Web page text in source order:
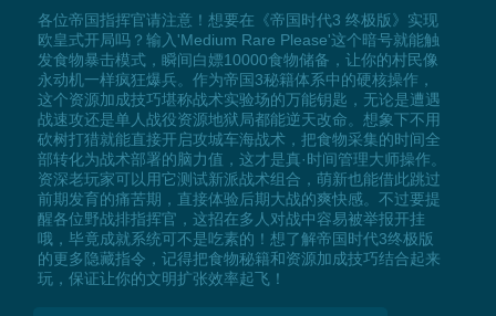
各位帝国指挥官请注意！想要在《帝国时代3 终极版》实现
欧皇式开局吗？输入'Medium Rare Please'这个暗号就能触
发食物暴击模式，瞬间白嫖10000食物储备，让你的村民像
永动机一样疯狂爆兵。作为帝国3秘籍体系中的硬核操作，
这个资源加成技巧堪称战术实验场的万能钥匙，无论是遭遇
战速攻还是单人战役资源地狱局都能逆天改命。想象下不用
砍树打猎就能直接开启攻城车海战术，把食物采集的时间全
部转化为战术部署的脑力值，这才是真·时间管理大师操作。
资深老玩家可以用它测试新派战术组合，萌新也能借此跳过
前期发育的痛苦期，直接体验后期大战的爽快感。不过要提
醒各位野战排指挥官，这招在多人对战中容易被举报开挂
哦，毕竟成就系统可不是吃素的！想了解帝国时代3终极版
的更多隐藏指令，记得把食物秘籍和资源加成技巧结合起来
玩，保证让你的文明扩张效率起飞！